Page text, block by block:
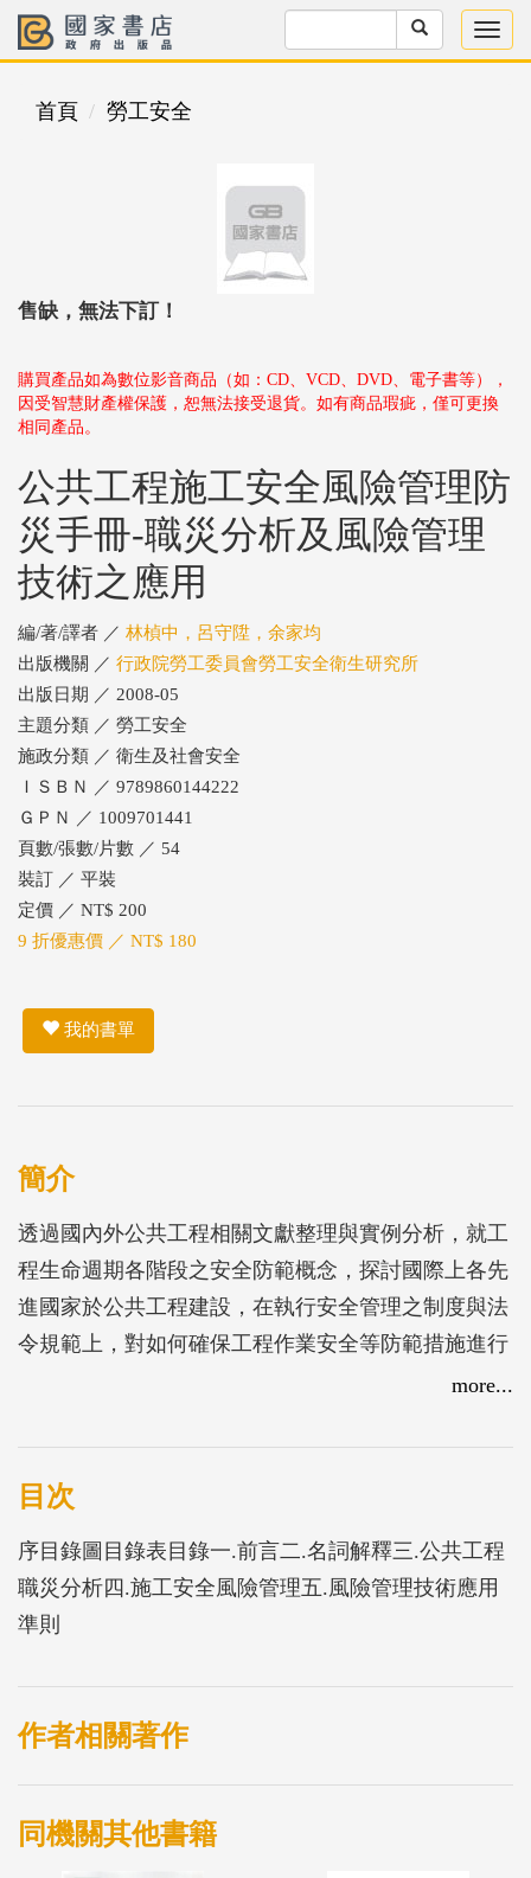
首頁 勞工安全
售缺，無法下訂！
購買產品如為數位影音商品（如：CD、VCD、DVD、電子書等），
因受智慧財產權保護，恕無法接受退貨。如有商品瑕疵，僅可更換
相同產品。
公共工程施工安全風險管理防
災手冊-職災分析及風險管理
技術之應用
編/著/譯者 ／ 林楨中，呂守陞，余家均
出版機關 ／ 行政院勞工委員會勞工安全衛生研究所
出版日期 ／ 2008-05
主題分類 ／ 勞工安全
施政分類 ／ 衛生及社會安全
ＩＳＢＮ ／ 9789860144222
ＧＰＮ ／ 1009701441
頁數/張數/片數 ／ 54
裝訂 ／ 平裝
定價 ／ NT$ 200
9 折優惠價 ／ NT$ 180
我的書單
簡介
透過國內外公共工程相關文獻整理與實例分析，就工
程生命週期各階段之安全防範概念，探討國際上各先
進國家於公共工程建設，在執行安全管理之制度與法
令規範上，對如何確保工程作業安全等防範措施進行
研究。並結合國內職災資料庫紀錄內容，應用資料探
境狀態關鍵訊息，彙整成職災預防與評估知識，以期
提供各單位研擬營建作業安全管理時的重要參考依
more...
目次
序目錄圖目錄表目錄一.前言二.名詞解釋三.公共工程
職災分析四.施工安全風險管理五.風險管理技術應用
準則
作者相關著作
同機關其他書籍